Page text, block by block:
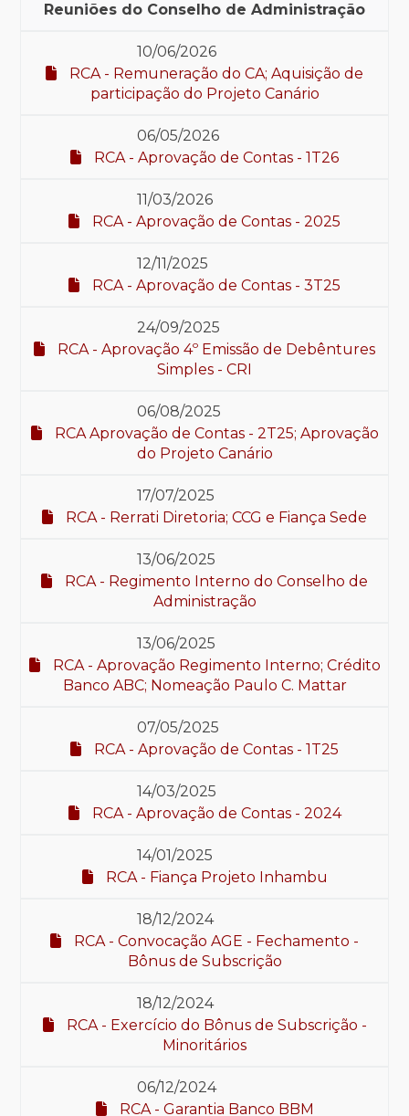
Reuniões do Conselho de Administração
10/06/2026
RCA - Remuneração do CA; Aquisição de
participação do Projeto Canário
06/05/2026
RCA - Aprovação de Contas - 1T26
11/03/2026
RCA - Aprovação de Contas - 2025
12/11/2025
RCA - Aprovação de Contas - 3T25
24/09/2025
RCA - Aprovação 4º Emissão de Debêntures
Simples - CRI
06/08/2025
RCA Aprovação de Contas - 2T25; Aprovação
do Projeto Canário
17/07/2025
RCA - Rerrati Diretoria; CCG e Fiança Sede
13/06/2025
RCA - Regimento Interno do Conselho de
Administração
13/06/2025
RCA - Aprovação Regimento Interno; Crédito
Banco ABC; Nomeação Paulo C. Mattar
07/05/2025
RCA - Aprovação de Contas - 1T25
14/03/2025
RCA - Aprovação de Contas - 2024
14/01/2025
RCA - Fiança Projeto Inhambu
18/12/2024
RCA - Convocação AGE - Fechamento -
Bônus de Subscrição
18/12/2024
RCA - Exercício do Bônus de Subscrição -
Minoritários
06/12/2024
RCA - Garantia Banco BBM